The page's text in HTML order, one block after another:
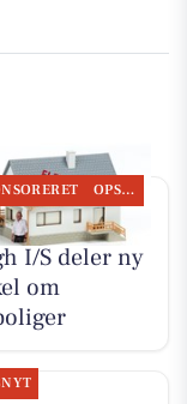
OPSLAGSTAVLEN
Mogens
I/S deler ny
om